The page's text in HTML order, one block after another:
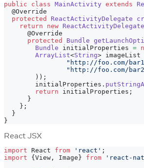
public class MainActivity extends
@Override
protected
ReactActivityDelegate
return
new ReactActivityDelegate
@Override
protected
Bundle
Bundle initialProperties =
ArrayList<String> imageList
"http://foo.com/
"http://foo.com/
) ) ;
        initialProperties
.
return initialProperties ;
}
} ;
}
}
React JSX
import React from 'react' ;
import
{ View , Image } from 'react-